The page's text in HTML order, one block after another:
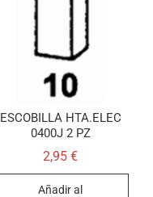
ESCOBILLA HTA.ELEC
0400J 2 PZ
2,95€
Añadir al